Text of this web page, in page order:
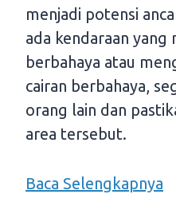
menjadi potensi
ada kendaraan yang
berbahaya atau
cairan berbahaya,
orang lain dan
area tersebut.
Baca Selengkapnya